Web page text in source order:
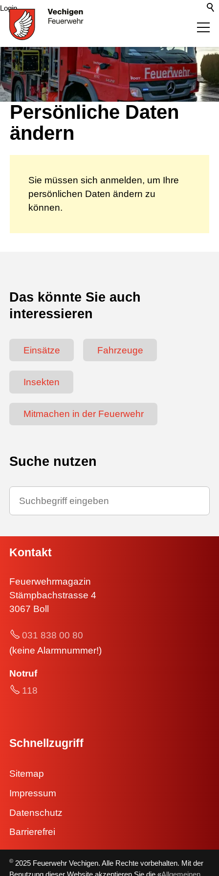
Login
Aktuelles
Organisation
Richtiges Verhalten
Tätigkeiten
Infrastruktur
Persönliche Daten
ändern
Sie müssen sich anmelden, um Ihre
persönlichen Daten ändern zu
können.
Das könnte Sie auch
interessieren
Einsätze Fahrzeuge
Insekten
Mitmachen in der Feuerwehr
Suche nutzen
Kontakt
Feuerwehrmagazin
Stämpbachstrasse 4
3067 Boll
031 838 00 80
(keine Alarmnummer!)
Notruf
118
Schnellzugriff
Sitemap
Impressum
Datenschutz
Barrierefrei
© 2025 Feuerwehr Vechigen. Alle Rechte vorbehalten. Mit der